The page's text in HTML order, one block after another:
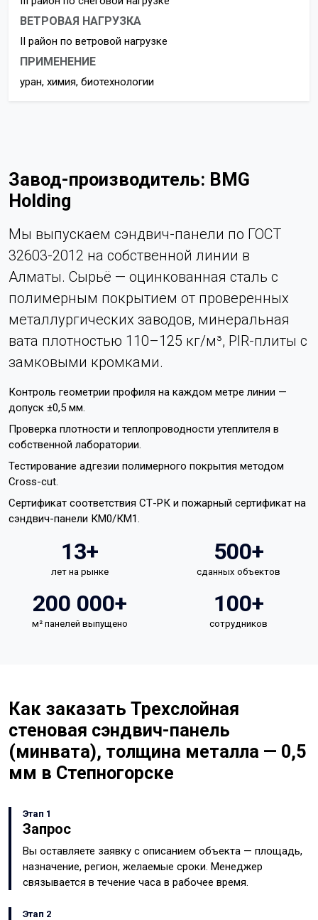
ВЕТРОВАЯ НАГРУЗКА
II район по ветровой нагрузке
ПРИМЕНЕНИЕ
уран, химия, биотехнологии
Завод-производитель: BMG
Holding
Мы выпускаем сэндвич-панели по ГОСТ
32603-2012 на собственной линии в
Алматы. Сырьё — оцинкованная сталь с
полимерным покрытием от проверенных
металлургических заводов, минеральная
вата плотностью 110–125 кг/м³, PIR-плиты с
замковыми кромками.
Контроль геометрии профиля на каждом метре линии —
допуск ±0,5 мм.
Проверка плотности и теплопроводности утеплителя в
собственной лаборатории.
Тестирование адгезии полимерного покрытия методом
Cross-cut.
Сертификат соответствия СТ-РК и пожарный сертификат на
сэндвич-панели КМ0/КМ1.
13+
лет на рынке
500+
сданных объектов
200 000+
м² панелей выпущено
100+
сотрудников
Как заказать Трехслойная
стеновая сэндвич-панель
(минвата), толщина металла — 0,5
мм в Степногорске
Этап 1
Запрос
Вы оставляете заявку с описанием объекта — площадь,
назначение, регион, желаемые сроки. Менеджер
связывается в течение часа в рабочее время.
Этап 2